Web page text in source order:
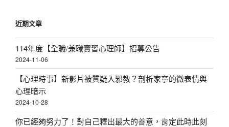
近期文章
114年度【全職/兼職實習心理師】招募公告
2024-11-06
【心理時事】新影片被質疑入邪教？剖析家寧的微表情與
心理暗示
2024-10-28
你已經夠努力了！對自己釋出最大的善意，肯定此時此刻